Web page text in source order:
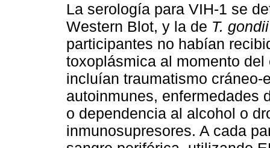
La serología para VIH-1 se
Western Blot, y la de T. gondii
participantes no habían
toxoplásmica al momento
incluían traumatismo cráneo-
autoinmunes, enfermedades
o dependencia al alcohol o
inmunosupresores. A cada